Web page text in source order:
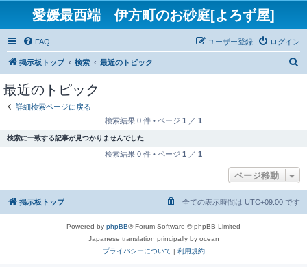
愛媛最西端 伊方町のお砂庭[よろず屋]
FAQ ログイン
ユーザー登録
掲示板トップ 検索 最近のトピック
最近のトピック
詳細検索ページに戻る
検索結果 0 件 • ページ 1 ／ 1
検索に一致する記事が見つかりませんでした
検索結果 0 件 • ページ 1 ／ 1
ページ移動
掲示板トップ 全ての表示時間は UTC+09:00 です
Powered by phpBB® Forum Software © phpBB Limited
Japanese translation principally by ocean
プライバシーについて | 利用規約